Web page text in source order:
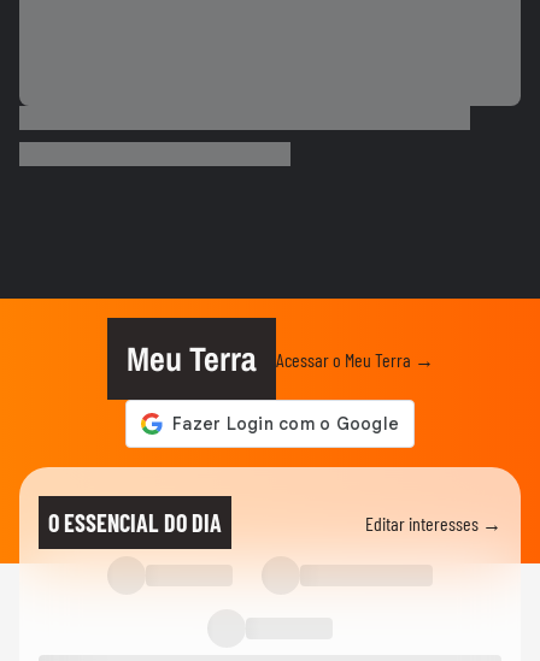
e 'lustra' taça da Copa...
Lamine Yamal manda recado a Paredes
após agressão a Gavi na final...
Adolescente morre após fonte desabar
durante comemoração do título...
COPA DO MUNDO DA FIFA 2026
Torcedores argentinos entram em
confronto com a PM no RJ após...
Meu Terra Acessar o Meu Terra →
O ESSENCIAL DO DIA Editar interesses →